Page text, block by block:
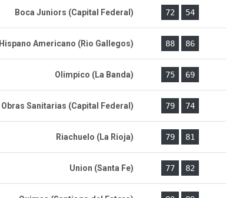
Boca Juniors (Capital Federal) 72 54
Hispano Americano (Rio Gallegos) 88 86
Olimpico (La Banda) 75 69
Obras Sanitarias (Capital Federal) 79 74
Riachuelo (La Rioja) 79 81
Union (Santa Fe) 77 82